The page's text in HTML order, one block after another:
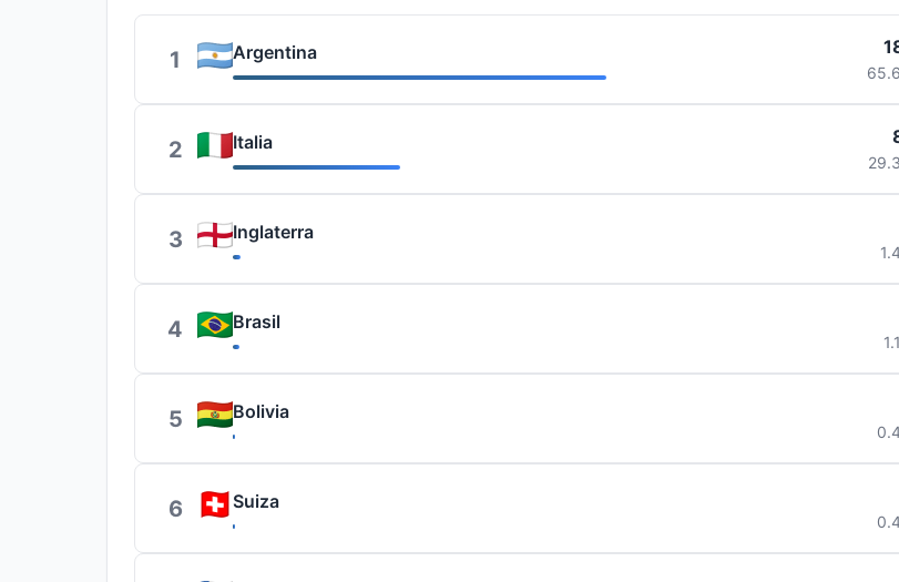
1 Argentina
2 Italia
3 Inglaterra
4 Brasil
5 Bolivia
6 Suiza